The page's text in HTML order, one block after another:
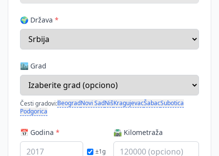
🌍 Država *
🏙️ Grad
Česti gradovi:BeogradNovi SadNišKragujevacŠabacSubotica
Podgorica
📅 Godina *
±1g
🛣️ Kilometraža